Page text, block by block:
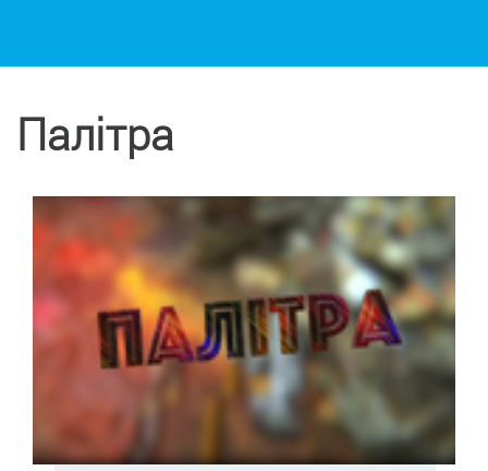
Палітра